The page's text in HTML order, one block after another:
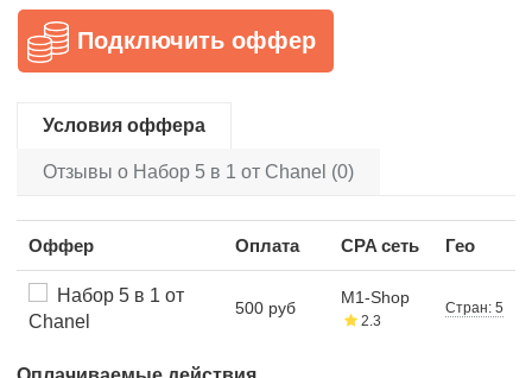
Подключить оффер
Условия оффера
Отзывы о Набор 5 в 1 от Chanel (0)
Оффер Оплата CPA сеть Гео
Набор 5 в 1 от
Chanel
500 руб
M1-Shop
2.3
Стран: 5